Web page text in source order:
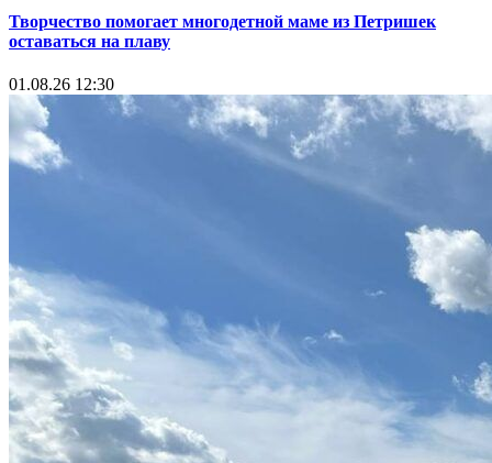
Творчество помогает многодетной маме из Петришек
оставаться на плаву
01.08.26 12:30